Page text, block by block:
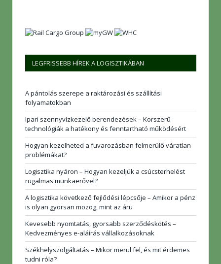
LEGFRISSEBB HÍREK A LOGISZTIKÁBAN
A pántolás szerepe a raktározási és szállítási
folyamatokban
Ipari szennyvízkezelő berendezések – Korszerű
technológiák a hatékony és fenntartható működésért
Hogyan kezelheted a fuvarozásban felmerülő váratlan
problémákat?
Logisztika nyáron – Hogyan kezeljük a csúcsterhelést
rugalmas munkaerővel?
A logisztika következő fejlődési lépcsője – Amikor a pénz
is olyan gyorsan mozog, mint az áru
Kevesebb nyomtatás, gyorsabb szerződéskötés –
Kedvezményes e-aláírás vállalkozásoknak
Székhelyszolgáltatás – Mikor merül fel, és mit érdemes
tudni róla?